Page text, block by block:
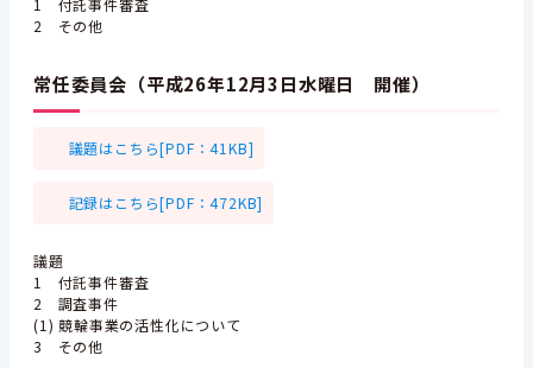
2 その他
常任委員会（平成26年12月3日水曜日 開催）
議題はこちら[PDF：41KB]
記録はこちら[PDF：472KB]
議題
1 付託事件審査
2 調査事件
(1) 競輪事業の活性化について
3 その他